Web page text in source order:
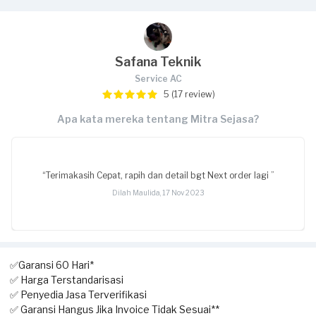
Safana Teknik
Service AC
5 (17 review)
Apa kata mereka tentang Mitra Sejasa?
“Terimakasih Cepat, rapih dan detail bgt Next order lagi ”
Dilah Maulida, 17 Nov 2023
✅Garansi 60 Hari*
✅ Harga Terstandarisasi
✅ Penyedia Jasa Terverifikasi
✅ Garansi Hangus Jika Invoice Tidak Sesuai**